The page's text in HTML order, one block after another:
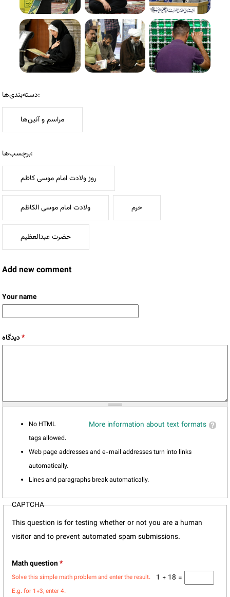
دسته‌بندی‌ها:
مراسم و آئین‌ها
برچسب‌ها:
روز ولادت امام موسی کاظم
ولادت امام موسی الکاظم حرم
حضرت عبدالعظیم
Add new comment
Your name
دیدگاه*
More information about text formats
No HTML
tags allowed.
Web page addresses and e-mail addresses turn into links
automatically.
Lines and paragraphs break automatically.
CAPTCHA
This question is for testing whether or not you are a human
visitor and to prevent automated spam submissions.
Math question*
1 + 18 =
Solve this simple math problem and enter the result.
E.g. for 1+3, enter 4.